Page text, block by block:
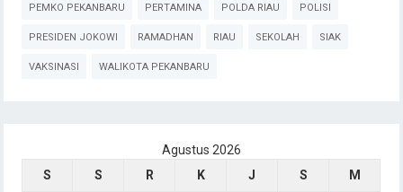
PEMKO PEKANBARU PERTAMINA POLDA RIAU POLISI
PRESIDEN JOKOWI RAMADHAN RIAU SEKOLAH SIAK
VAKSINASI WALIKOTA PEKANBARU
Agustus 2026
S
S R K J S M